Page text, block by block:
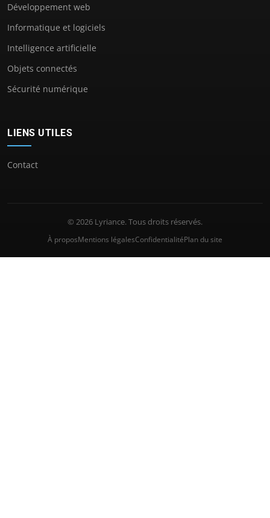
Développement web
Informatique et logiciels
Intelligence artificielle
Objets connectés
Sécurité numérique
LIENS UTILES
Contact
© 2026 Lyriance. Tous droits réservés.
À proposMentions légalesConfidentialitéPlan du site